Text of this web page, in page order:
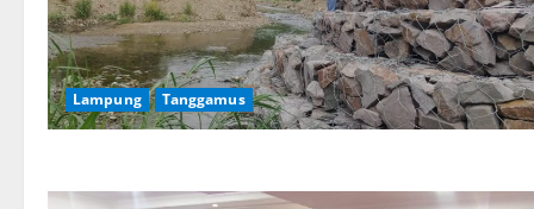
Lampung Tanggamus